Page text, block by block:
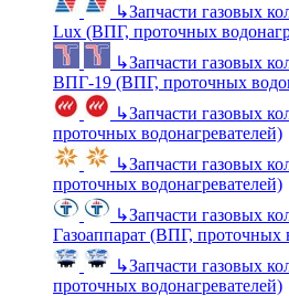
↳Запчасти газовых
Lux (ВПГ, проточных
↳Запчасти газовых
ВПГ-19 (ВПГ, проточных
↳Запчасти газовых
проточных водонагревателей)
↳Запчасти газовых
проточных водонагревателей)
↳Запчасти газовых
Газоаппарат (ВПГ, проточных
↳Запчасти газовых
проточных водонагревателей)